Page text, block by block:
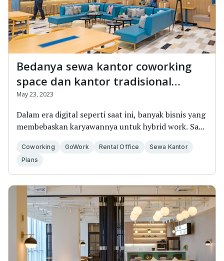
Bedanya sewa kantor coworking
space dan kantor tradisional
&#8211; Jangan salah pilih!
May 23, 2023
Dalam era digital seperti saat ini, banyak bisnis yang
membebaskan karyawannya untuk hybrid work. Sa...
Coworking GoWork Rental Office
Sewa Kantor
Plans